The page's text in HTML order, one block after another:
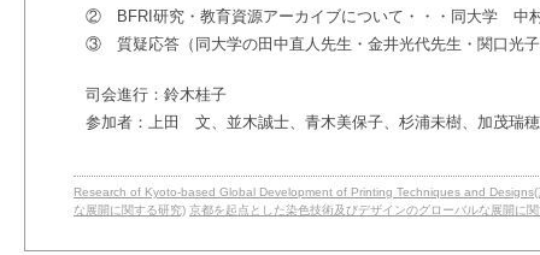
② BFRI研究・教育資源アーカイブについて・・・同大学 中
③ 質疑応答（同大学の田中直人先生・金井光代先生・関口光
司会進行：鈴木桂子
参加者：上田 文、並木誠士、青木美保子、杉浦未樹、加茂瑞穂
Research of Kyoto-based Global Development of Printing Techniques and Designs(
な展開に関する研究) 京都を起点とした染色技術及びデザインのグローバルな展開に